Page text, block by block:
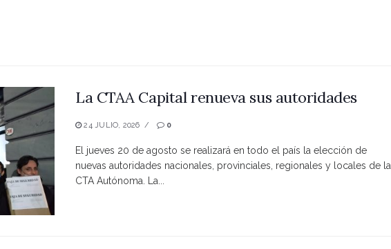
La CTAA Capital renueva sus autoridades
24 JULIO, 2026 0
El jueves 20 de agosto se realizará en todo el país la elección de
nuevas autoridades nacionales, provinciales, regionales y locales de la
CTA Autónoma. La...